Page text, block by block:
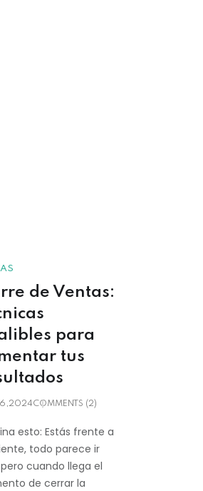
de Ventas:
para
tus
COMMENTS (2)
esto: Estás frente a
todo parece ir
cuando llega el
de cerrar la